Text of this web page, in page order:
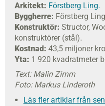
Arkitekt: Förstberg Ling.
Byggherre: Förstberg
Konstruktör: Structor,
konstruktörer (stål).
Kostnad: 43,5 miljoner
Yta: 1 920 kvadratmeter
Text: Malin Zimm
Foto: Markus Linderoth
Läs fler artiklar från